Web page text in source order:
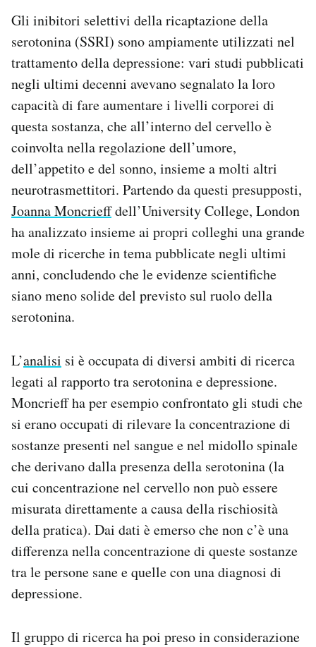
Gli inibitori selettivi della ricaptazione della
serotonina (SSRI) sono ampiamente utilizzati nel
trattamento della depressione: vari studi pubblicati
negli ultimi decenni avevano segnalato la loro
capacità di fare aumentare i livelli corporei di
questa sostanza, che all’interno del cervello è
coinvolta nella regolazione dell’umore,
dell’appetito e del sonno, insieme a molti altri
neurotrasmettitori. Partendo da questi presupposti,
Joanna Moncrieffdell’University College, London
ha analizzato insieme ai propri colleghi una grande
mole di ricerche in tema pubblicate negli ultimi
anni, concludendo che le evidenze scientifiche
siano meno solide del previsto sul ruolo della
serotonina.
L’analisi si è occupata di diversi ambiti di ricerca
legati al rapporto tra serotonina e depressione.
Moncrieff ha per esempio confrontato gli studi che
si erano occupati di rilevare la concentrazione di
sostanze presenti nel sangue e nel midollo spinale
che derivano dalla presenza della serotonina (la
cui concentrazione nel cervello non può essere
misurata direttamente a causa della rischiosità
della pratica). Dai dati è emerso che non c’è una
differenza nella concentrazione di queste sostanze
tra le persone sane e quelle con una diagnosi di
depressione.
Il gruppo di ricerca ha poi preso in considerazione